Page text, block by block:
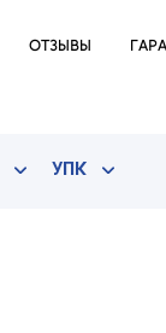
ОТЗЫВЫ
УПК